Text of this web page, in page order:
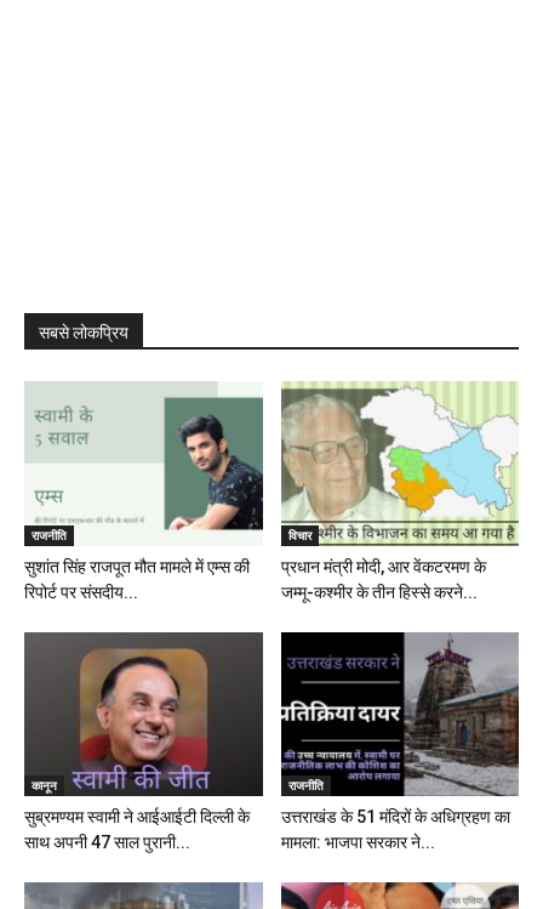
सबसे लोकप्रिय
राजनीति
सुशांत सिंह राजपूत मौत मामले में एम्स की
रिपोर्ट पर संसदीय...
विचार
प्रधान मंत्री मोदी, आर वेंकटरमण के
जम्मू-कश्मीर के तीन हिस्से करने...
कानून
सुब्रमण्यम स्वामी ने आईआईटी दिल्ली के
साथ अपनी 47 साल पुरानी...
राजनीति
उत्तराखंड के 51 मंदिरों के अधिग्रहण का
मामला: भाजपा सरकार ने...